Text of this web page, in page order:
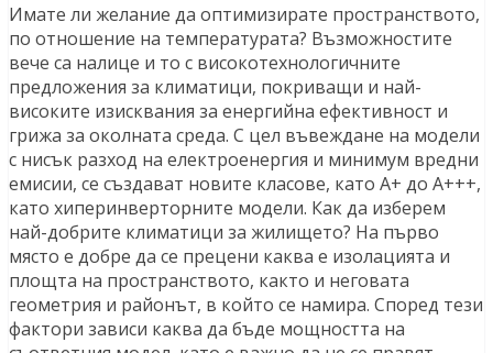
Имате ли желание да оптимизирате пространството,
по отношение на температурата? Възможностите
вече са налице и то с високотехнологичните
предложения за климатици, покриващи и най-
високите изисквания за енергийна ефективност и
грижа за околната среда. С цел въвеждане на модели
с нисък разход на електроенергия и минимум вредни
емисии, се създават новите класове, като А+ до А+++,
като хиперинверторните модели. Как да изберем
най-добрите климатици за жилището? На първо
място е добре да се прецени каква е изолацията и
площта на пространството, както и неговата
геометрия и районът, в който се намира. Според тези
фактори зависи каква да бъде мощността на